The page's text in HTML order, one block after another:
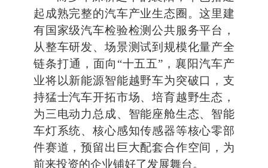
起成熟完整的汽车产业生态圈。这里建
有国家级汽车检验检测公共服务平台，
从整车研发、场景测试到规模化量产全
链条打通，面向“十五五”，襄阳汽车产
业将以新能源智能越野车为突破口，支
持猛士汽车开拓市场、培育越野生态，
为三电动力总成、智能座舱生态、智能
车灯系统、核心感知传感器等核心零部
件赛道，预留出巨大配套合作空间，为
前来投资的企业铺好了发展舞台。